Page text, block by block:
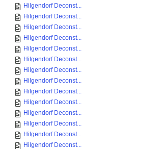
Hilgendorf Deconst...
Hilgendorf Deconst...
Hilgendorf Deconst...
Hilgendorf Deconst...
Hilgendorf Deconst...
Hilgendorf Deconst...
Hilgendorf Deconst...
Hilgendorf Deconst...
Hilgendorf Deconst...
Hilgendorf Deconst...
Hilgendorf Deconst...
Hilgendorf Deconst...
Hilgendorf Deconst...
Hilgendorf Deconst...